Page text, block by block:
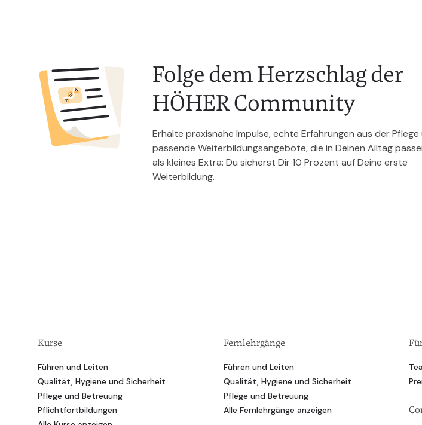
Folge dem Herzschlag der
HÖHER Community
Erhalte praxisnahe Impulse, echte Erfahrungen aus der Pflege
passende Weiterbildungsangebote, die in Deinen Alltag
als kleines Extra: Du sicherst Dir 10 Prozent auf Deine erste
Weiterbildung.
Kurse
Führen und Leiten
Qualität, Hygiene und Sicherheit
Pflege und Betreuung
Pflichtfortbildungen
Fernlehrgänge
Führen und Leiten
Qualität, Hygiene und Sicherheit
Pflege und Betreuung
Alle Fernlehrgänge anzeigen